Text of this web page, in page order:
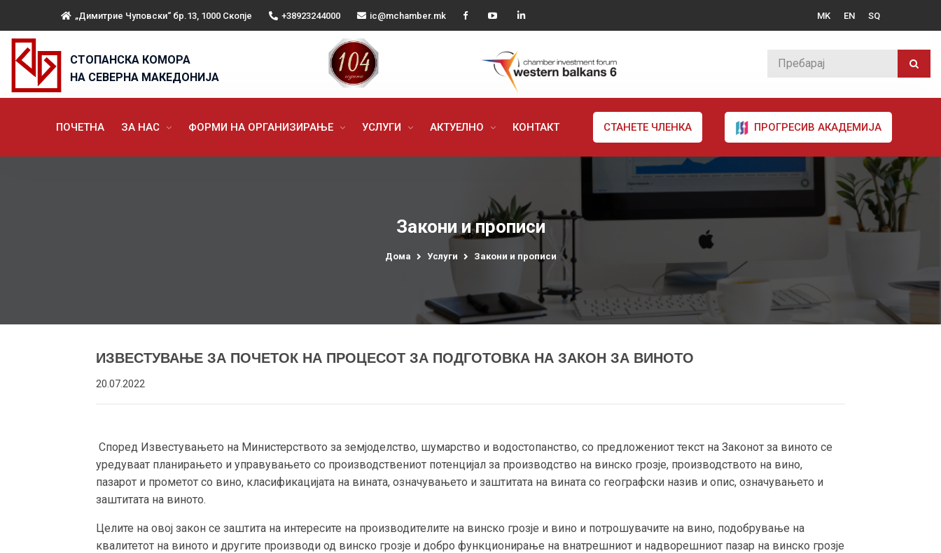
„Димитрие Чуповски“ бр.13, 1000 Скопје +38923244000 ic@mchamber.mk MK EN SQ
СТОПАНСКА КОМОРА
НА СЕВЕРНА МАКЕДОНИЈА
ПОЧЕТНА ЗА НАС ФОРМИ НА ОРГАНИЗИРАЊЕ УСЛУГИ АКТУЕЛНО КОНТАКТ СТАНЕТЕ ЧЛЕНКА ПРОГРЕСИВ АКАДЕМИЈА
Закони и прописи
Дома Услуги Закони и прописи
ИЗВЕСТУВАЊЕ ЗА ПОЧЕТОК НА ПРОЦЕСОТ ЗА ПОДГОТОВКА НА ЗАКОН ЗА ВИНОТО
20.07.2022
Според Известувањето на Министерството за земјоделство, шумарство и водостопанство, со предложениот текст на Законот за виното се
уредуваат планирањето и управувањето со производствениот потенцијал за производство на винско грозје, производството на вино,
пазарот и прометот со вино, класификацијата на вината, означувањето и заштитата на вината со географски назив и опис, означувањето и
заштитата на виното.
Целите на овој закон се заштита на интересите на производителите на винско грозје и вино и потрошувачите на вино, подобрување на
квалитетот на виното и другите производи од винско грозје и добро функционирање на внатрешниот и надворешниот пазар на винско грозје